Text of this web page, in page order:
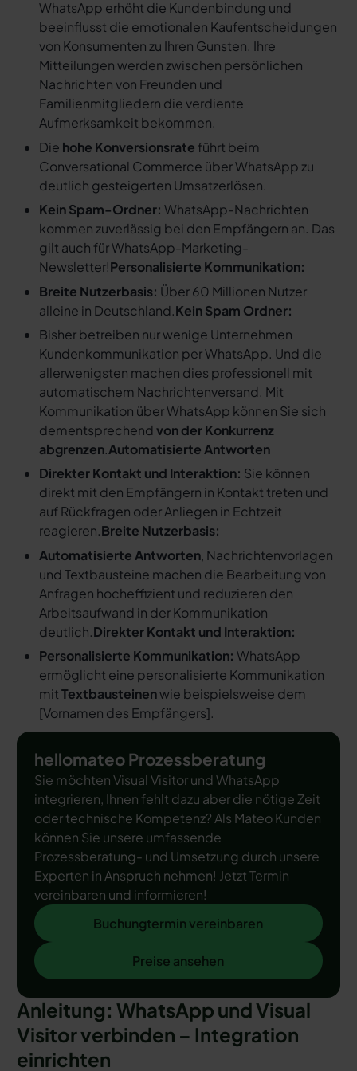
WhatsApp erhöht die Kundenbindung und
beeinflusst die emotionalen Kaufentscheidungen
von Konsumenten zu Ihren Gunsten. Ihre
Mitteilungen werden zwischen persönlichen
Nachrichten von Freunden und
Familienmitgliedern die verdiente
Aufmerksamkeit bekommen.
Die hohe Konversionsrate führt beim
Conversational Commerce über WhatsApp zu
deutlich gesteigerten Umsatzerlösen.
Kein Spam-Ordner: WhatsApp-Nachrichten
kommen zuverlässig bei den Empfängern an. Das
gilt auch für WhatsApp-Marketing-
Newsletter!Personalisierte Kommunikation:
Breite Nutzerbasis: Über 60 Millionen Nutzer
alleine in Deutschland.Kein Spam Ordner:
Bisher betreiben nur wenige Unternehmen
Kundenkommunikation per WhatsApp. Und die
allerwenigsten machen dies professionell mit
automatischem Nachrichtenversand. Mit
Kommunikation über WhatsApp können Sie sich
dementsprechendvon der Konkurrenz
abgrenzen.Automatisierte Antworten
Direkter Kontakt und Interaktion: Sie können
direkt mit den Empfängern in Kontakt treten und
auf Rückfragen oder Anliegen in Echtzeit
reagieren.Breite Nutzerbasis:
Automatisierte Antworten, Nachrichtenvorlagen
und Textbausteine machen die Bearbeitung von
Anfragen hocheffizient und reduzieren den
Arbeitsaufwand in der Kommunikation
deutlich.Direkter Kontakt und Interaktion:
Personalisierte Kommunikation: WhatsApp
ermöglicht eine personalisierte Kommunikation
mitTextbausteinenwie beispielsweise dem
[Vornamen des Empfängers].
hellomateo Prozessberatung
Sie möchten Visual Visitor und WhatsApp
integrieren, Ihnen fehlt dazu aber die nötige Zeit
oder technische Kompetenz? Als Mateo Kunden
können Sie unsere umfassende
Prozessberatung- und Umsetzung durch unsere
Experten in Anspruch nehmen! Jetzt Termin
vereinbaren und informieren!
Buchungtermin vereinbaren
Buchungtermin vereinbaren
Preise ansehen
Preise ansehen
Anleitung: WhatsApp und Visual
Visitor verbinden – Integration
einrichten